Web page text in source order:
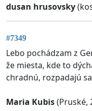
dusan hrusovsky
#7349
Lebo pochádzam z
že miesta, kde to
chradnú, rozpadajú
Maria Kubis(Pruské,